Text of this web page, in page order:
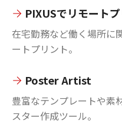
PIXUSでリモート
在宅勤務など働く場所に
ートプリント。
Poster Artist
豊富なテンプレートや素
スター作成ツール。